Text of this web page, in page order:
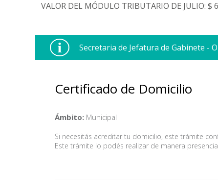
VALOR DEL MÓDULO TRIBUTARIO DE JULIO: $
Secretaria de Jefatura de Gabinete -
Certificado de Domicilio
Ámbito: Municipal
Si necesitás acreditar tu domicilio, este trámite
Este trámite lo podés realizar de manera